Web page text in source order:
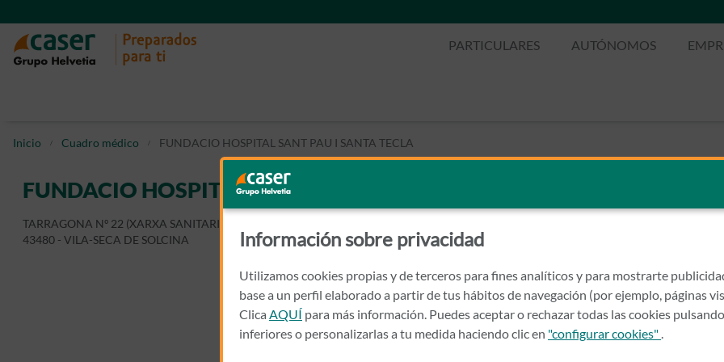
PARTICULARES AUTÓNOMOS
Inicio Cuadro médico FUNDACIO HOSPITAL SANT PAU I SANTA TECLA
FUNDACIO HOSPITAL SANT PAU I SANTA TECLA
TARRAGONA Nº 22 (XARXA SANITARIA CAP VILA-SECA)
43480 - VILA-SECA DE SOLCINA
Información sobre privacidad
Utilizamos cookies propias y de terceros para fines analíticos y para mostrarte
base a un perfil elaborado a partir de tus hábitos de navegación (por ejemplo, páginas
Clica AQUÍ para más información. Puedes aceptar o rechazar todas las cookies
inferiores o personalizarlas a tu medida haciendo clic en "configurar cookies"